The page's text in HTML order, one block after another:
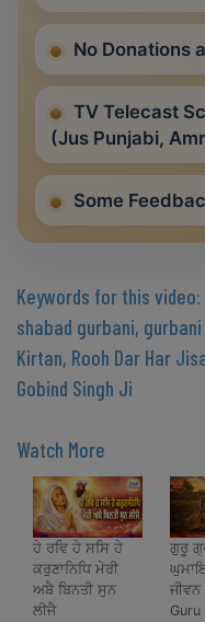
No Donations
TV Telecast
(Jus Punjabi,
Some
Keywords for this
shabad gurbani,
Kirtan, Rooh Dar Har
Gobind Singh Ji
Watch More
ਹੇ ਰਵਿ ਹੇ ਸਸਿ ਹੇ
ਕਰੁਣਾਨਿਧਿ ਮੇਰੀ
ਅਬੈ ਬਿਨਤੀ ਸੁਨ
ਲੀਜੈ
ਗੁਰੂ
ਜੀਵਨ
Guru